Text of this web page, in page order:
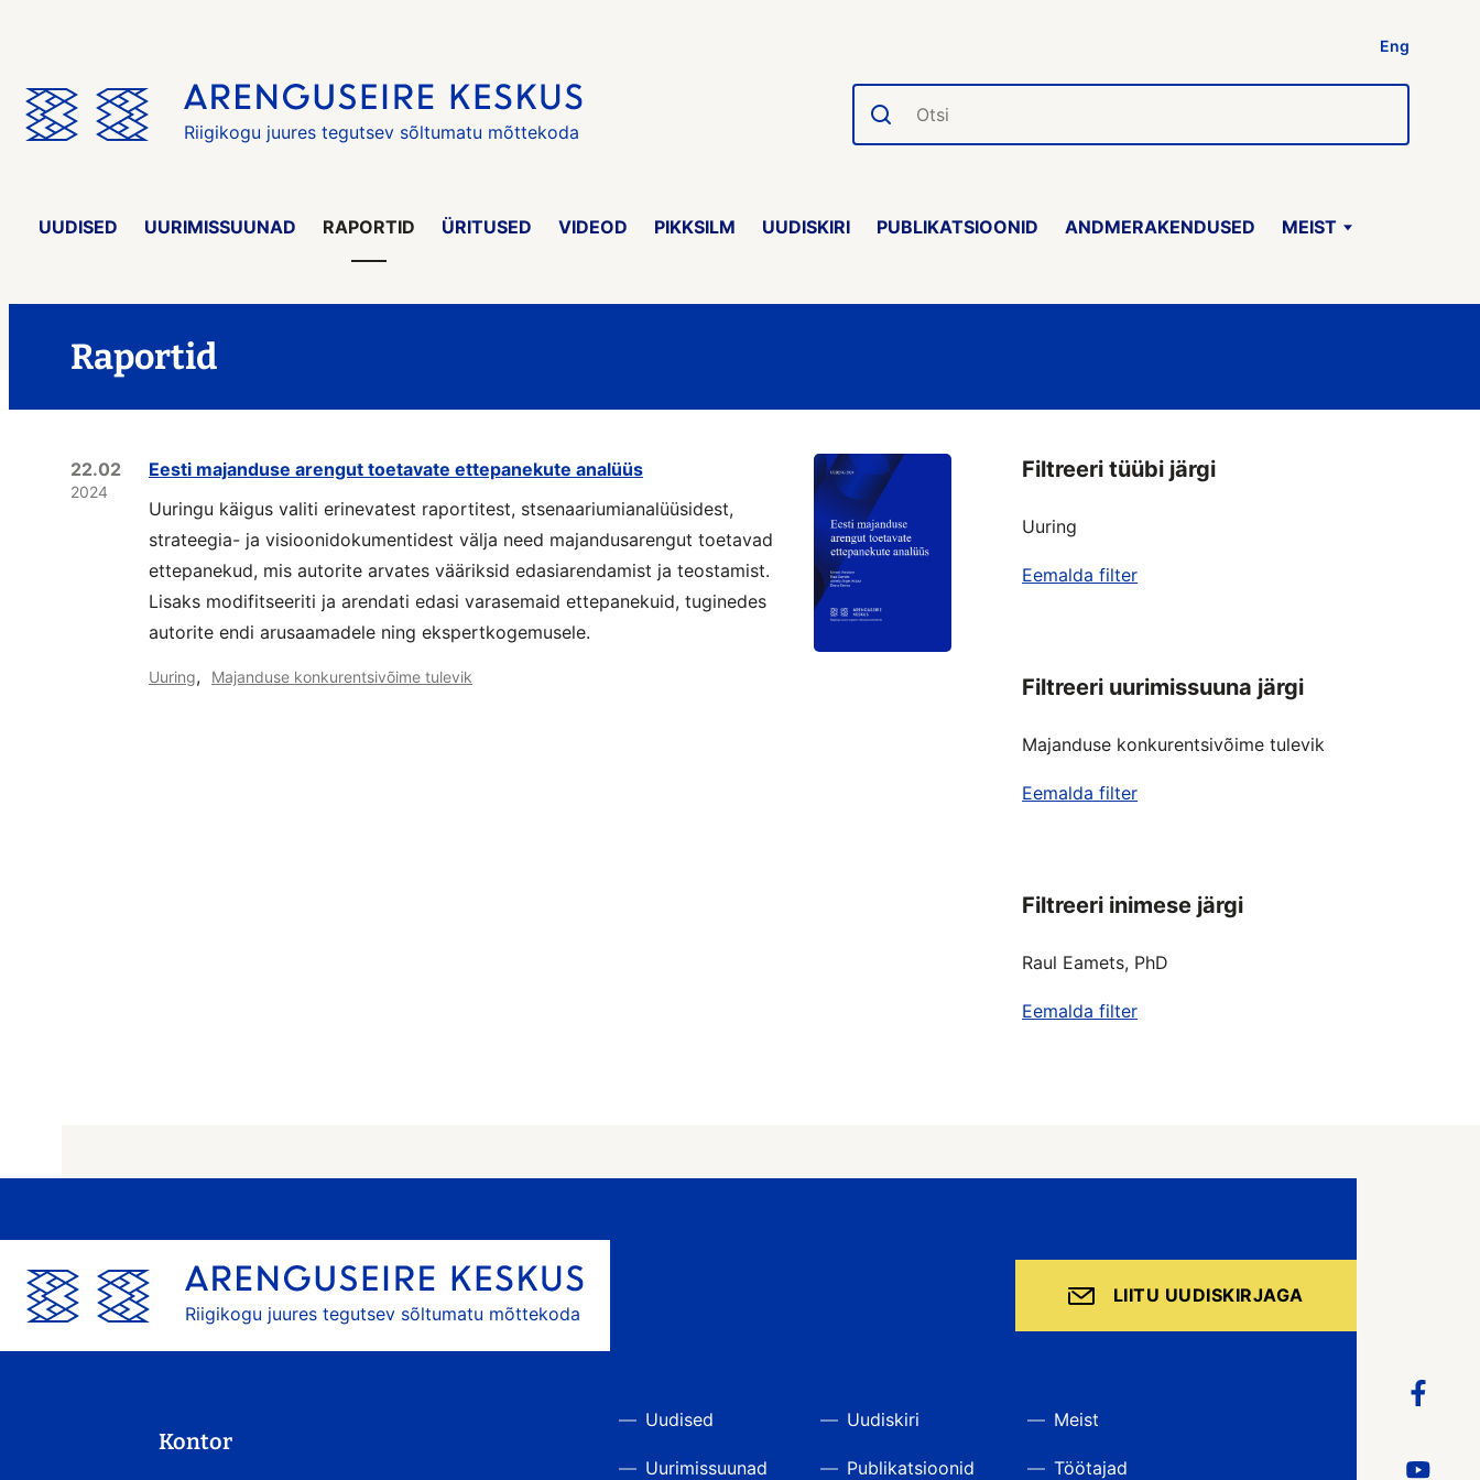
Eng
Riigikogu juures tegutsev sõltumatu mõttekoda
Otsi
UUDISED UURIMISSUUNAD RAPORTID ÜRITUSED VIDEOD PIKKSILM UUDISKIRI PUBLIKATSIOONID ANDMERAKENDUSED MEIST
Raportid
22.02
2024
Eesti majanduse arengut toetavate ettepanekute analüüs
Uuringu käigus valiti erinevatest raportitest, stsenaariumianalüüsidest,
strateegia- ja visioonidokumentidest välja need majandusarengut toetavad
ettepanekud, mis autorite arvates vääriksid edasiarendamist ja teostamist.
Lisaks modifitseeriti ja arendati edasi varasemaid ettepanekuid, tuginedes
autorite endi arusaamadele ning ekspertkogemusele.
Uuring, Majanduse konkurentsivõime tulevik
Filtreeri tüübi järgi
Uuring
Eemalda filter
Filtreeri uurimissuuna järgi
Majanduse konkurentsivõime tulevik
Eemalda filter
Filtreeri inimese järgi
Raul Eamets, PhD
Eemalda filter
Riigikogu juures tegutsev sõltumatu mõttekoda
LIITU UUDISKIRJAGA
Kontor
Uudised
Uurimissuunad
Uudiskiri
Publikatsioonid
Meist
Töötajad